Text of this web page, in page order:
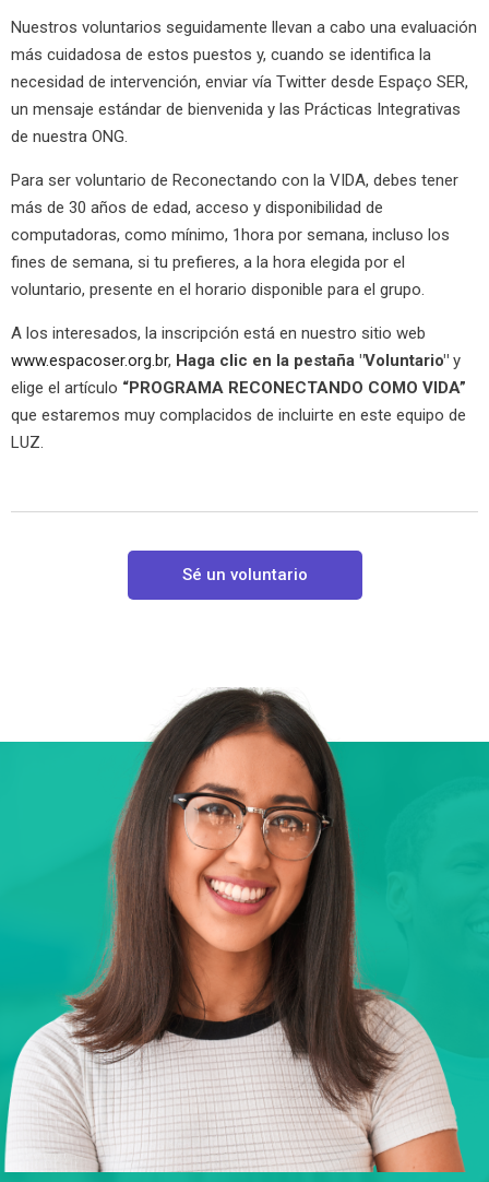
Nuestros voluntarios seguidamente llevan a cabo una evaluación
más cuidadosa de estos puestos y, cuando se identifica la
necesidad de intervención, enviar vía Twitter desde Espaço SER,
un mensaje estándar de bienvenida y las Prácticas Integrativas
de nuestra ONG.
Para ser voluntario de Reconectando con la VIDA, debes tener
más de 30 años de edad, acceso y disponibilidad de
computadoras, como mínimo, 1hora por semana, incluso los
fines de semana, si tu prefieres, a la hora elegida por el
voluntario, presente en el horario disponible para el grupo.
A los interesados, la inscripción está en nuestro sitio web
www.espacoser.org.br, Haga clic en la pestaña "Voluntario" y
elige el artículo “PROGRAMA RECONECTANDO COMO VIDA”
que estaremos muy complacidos de incluirte en este equipo de
LUZ.
Sé un voluntario